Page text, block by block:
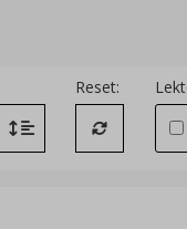
odstęp między literami
Zmień interlinię i
Reset:
Przywróć